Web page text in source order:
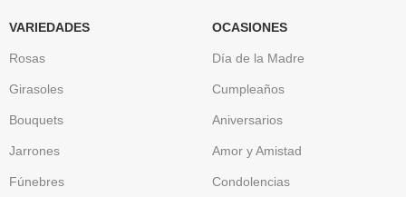
VARIEDADES
Rosas
Girasoles
Bouquets
Jarrones
Fúnebres
OCASIONES
Día de la Madre
Cumpleaños
Aniversarios
Amor y Amistad
Condolencias